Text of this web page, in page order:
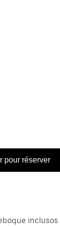
pour réserver
inclusos